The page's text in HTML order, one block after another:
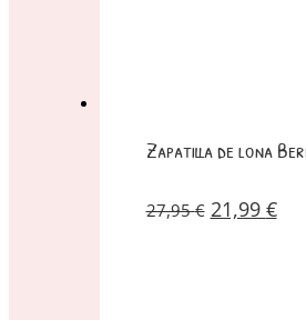
Zapatilla de lona
27,95€ 21,99 €